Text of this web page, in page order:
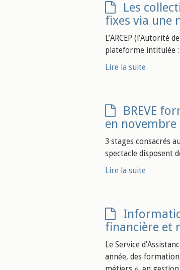
Les
fixes via une
L’ARCEP
plateforme intitulée :
Lire la suite
BREVE
en
3 stages consacrés
spectacle disposent
Lire la suite
financière et
Le Service
année, des